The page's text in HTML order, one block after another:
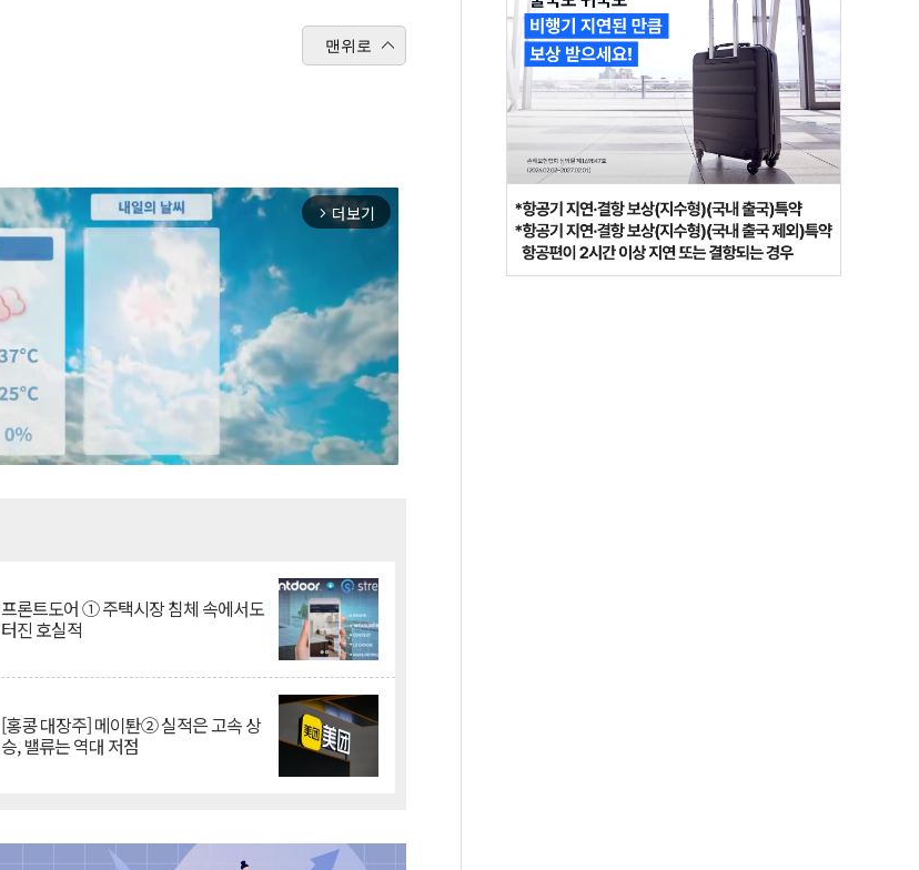
맨위로
arrow_forward_ios 더보기
프론트도어 ① 주택시장 침체 속에서도
터진 호실적
[홍콩 대장주] 메이퇀② 실적은 고속 상
승, 밸류는 역대 저점